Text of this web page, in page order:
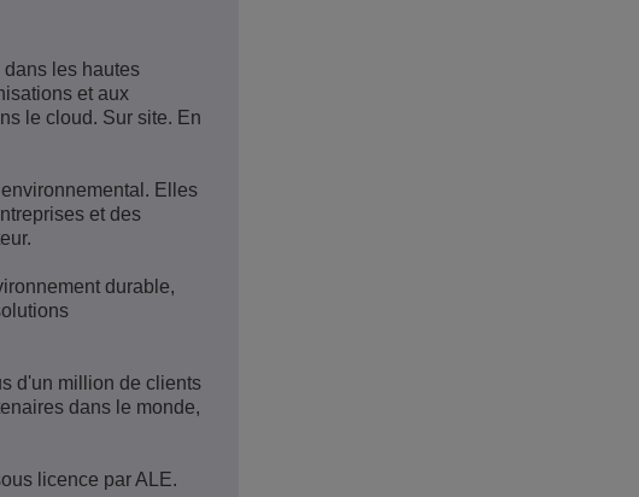
les hautes
et aux
le cloud. Sur site. En
Elles
et des
durable,
d'un million de clients
dans le monde,
licence par ALE.